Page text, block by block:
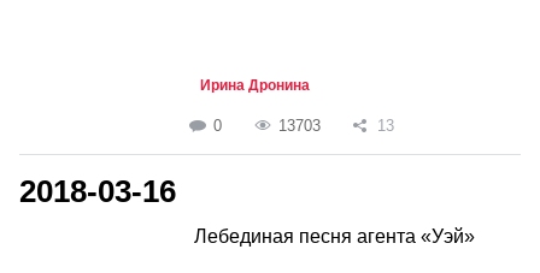
Ирина Дронина
0 13703 13
2018-03-16
Лебединая песня агента «Уэй»